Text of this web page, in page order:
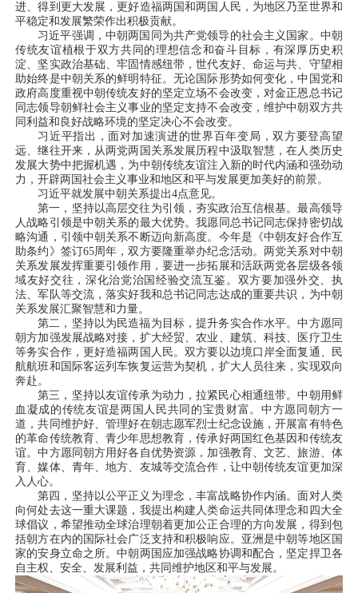
进、得到更大发展，更好造福两国和两国人民，为地区乃至世界和
平稳定和发展繁荣作出积极贡献。
习近平强调，中朝两国同为共产党领导的社会主义国家。中朝
传统友谊植根于双方共同的理想信念和奋斗目标，有深厚历史积
淀、坚实政治基础、牢固情感纽带，世代友好、命运与共、守望相
助始终是中朝关系的鲜明特征。无论国际形势如何变化，中国党和
政府高度重视中朝传统友好的坚定立场不会改变，对金正恩总书记
同志领导朝鲜社会主义事业的坚定支持不会改变，维护中朝双方共
同利益和良好战略环境的坚定决心不会改变。
习近平指出，面对加速演进的世界百年变局，双方要登高望
远、继往开来，从两党两国关系发展历程中汲取智慧，在人类历史
发展大势中把握机遇，为中朝传统友谊注入新的时代内涵和强劲动
力，开辟两国社会主义事业和地区和平与发展更加美好的前景。
习近平就发展中朝关系提出4点意见。
第一，坚持以高层交往为引领，夯实政治互信根基。最高领导
人战略引领是中朝关系的最大优势。我愿同总书记同志保持密切战
略沟通，引领中朝关系不断迈向新高度。今年是《中朝友好合作互
助条约》签订65周年，双方要隆重举办纪念活动。两党关系对中朝
关系发展发挥重要引领作用，要进一步拓展和活跃两党各层级各领
域友好交往，深化治党治国经验交流互鉴。双方要加强外交、执
法、军队等交流，落实好我和总书记同志达成的重要共识，为中朝
关系发展汇聚智慧和力量。
第二，坚持以为民造福为目标，提升务实合作水平。中方愿同
朝方加强发展战略对接，扩大经贸、农业、建筑、科技、医疗卫生
等务实合作，更好造福两国人民。双方要以边境口岸全面复通、民
航航班和国际客运列车恢复运营为契机，扩大人员往来，实现双向
奔赴。
第三，坚持以友谊传承为动力，拉紧民心相通纽带。中朝用鲜
血凝成的传统友谊是两国人民共同的宝贵财富。中方愿同朝方一
道，共同维护好、管理好在朝志愿军烈士纪念设施，开展富有特色
的革命传统教育、青少年思想教育，传承好两国红色基因和传统友
谊。中方愿同朝方用好各自优势资源，加强教育、文艺、旅游、体
育、媒体、青年、地方、友城等交流合作，让中朝传统友谊更加深
入人心。
第四，坚持以公平正义为理念，丰富战略协作内涵。面对人类
向何处去这一重大课题，我提出构建人类命运共同体理念和四大全
球倡议，希望推动全球治理朝着更加公正合理的方向发展，得到包
括朝方在内的国际社会广泛支持和积极响应。亚洲是中朝等地区国
家的安身立命之所。中朝两国应加强战略协调和配合，坚定捍卫各
自主权、安全、发展利益，共同维护地区和平与发展。